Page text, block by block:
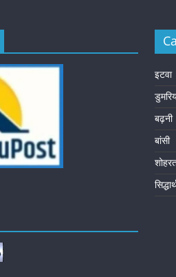
इटवा
बढ़नी
बांसी